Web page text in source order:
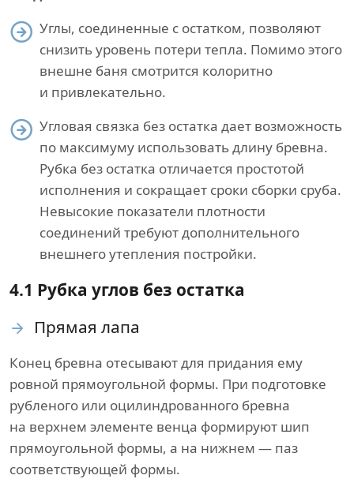
Углы, соединенные с остатком, позволяют
снизить уровень потери тепла. Помимо этого
внешне баня смотрится колоритно
и привлекательно.
Угловая связка без остатка дает возможность
по максимуму использовать длину бревна.
Рубка без остатка отличается простотой
исполнения и сокращает сроки сборки сруба.
Невысокие показатели плотности
соединений требуют дополнительного
внешнего утепления постройки.
4.1 Рубка углов без остатка
Прямая лапа
Конец бревна отесывают для придания ему
ровной прямоугольной формы. При подготовке
рубленого или оцилиндрованного бревна
на верхнем элементе венца формируют шип
прямоугольной формы, а на нижнем — паз
соответствующей формы.